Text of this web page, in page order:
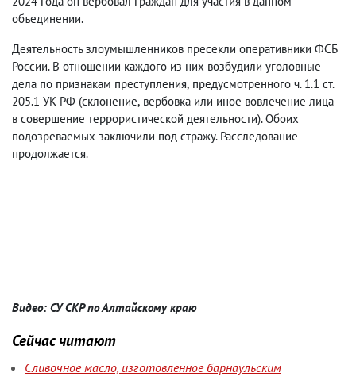
объединении.
Деятельность злоумышленников пресекли оперативники ФСБ
России. В отношении каждого из них возбудили уголовные
дела по признакам преступления, предусмотренного ч. 1.1 ст.
205.1 УК РФ (склонение, вербовка или иное вовлечение лица
в совершение террористической деятельности). Обоих
подозреваемых заключили под стражу. Расследование
продолжается.
Видео: СУ СКР по Алтайскому краю
Сейчас читают
Сливочное масло, изготовленное барнаульским